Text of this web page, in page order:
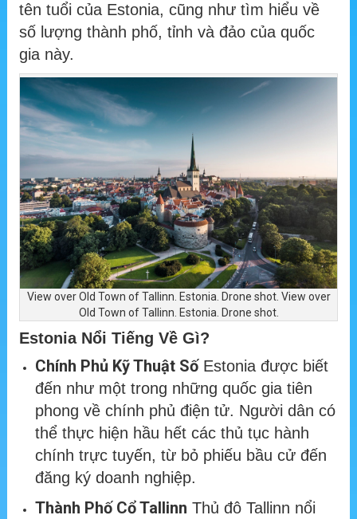
tên tuổi của Estonia, cũng như tìm hiểu về
số lượng thành phố, tỉnh và đảo của quốc
gia này.
View over Old Town of Tallinn. Estonia. Drone shot. View over
Old Town of Tallinn. Estonia. Drone shot.
Estonia Nổi Tiếng Về Gì?
Chính Phủ Kỹ Thuật SốEstonia được biết
đến như một trong những quốc gia tiên
phong về chính phủ điện tử. Người dân có
thể thực hiện hầu hết các thủ tục hành
chính trực tuyến, từ bỏ phiếu bầu cử đến
đăng ký doanh nghiệp.
Thành Phố Cổ Tallinn Thủ đô Tallinn nổi